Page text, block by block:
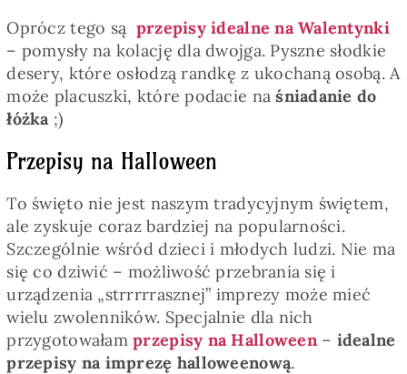
Oprócz tego są przepisy idealne na Walentynki
– pomysły na kolację dla dwojga. Pyszne słodkie
desery, które osłodzą randkę z ukochaną osobą. A
może placuszki, które podacie naśniadanie do
łóżka ;)
Przepisy na Halloween
To święto nie jest naszym tradycyjnym świętem,
ale zyskuje coraz bardziej na popularności.
Szczególnie wśród dzieci i młodych ludzi. Nie ma
się co dziwić – możliwość przebrania się i
urządzenia „strrrrrasznej” imprezy może mieć
wielu zwolenników. Specjalnie dla nich
przygotowałamprzepisy na Halloween – idealne
przepisy na imprezę halloweenową.